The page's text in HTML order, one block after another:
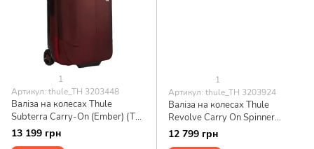
1
Артикул: thule_TH 3203448
Валіза на колесах Thule
Subterra Carry-On (Ember) (TH
3203448)
13 199 грн
1
Артикул: thule_TH 3203924
Валіза на колесах Thule
Revolve Carry On Spinner
(White) (TH 3203924)
12 799 грн